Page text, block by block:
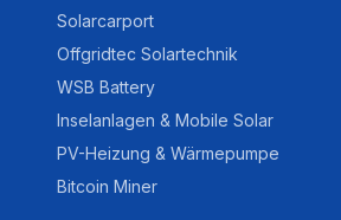
Solarcarport
Offgridtec Solartechnik
WSB Battery
Inselanlagen & Mobile Solar
PV-Heizung & Wärmepumpe
Bitcoin Miner